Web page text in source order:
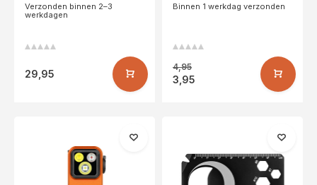
Verzonden binnen 2–3
werkdagen
29,95
Binnen 1 werkdag verzonden
4,95
3,95